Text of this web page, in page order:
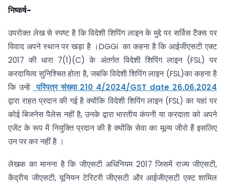
निष्कर्ष-
उपरोक्त लेख से स्पष्ट है कि विदेशी शिपिंग लाइन के मुद्दे पर सर्विस टैक्स पर
विवाद अपने स्थान पर खड़ा है ।DGGI का कहना है कि आईजीएसटी एक्ट
2017 की धारा 7(1)(C) के अंतर्गत विदेशी शिपिंग लाइन (FSL) पर
करदायित्व सुनिश्चित होता है, जबकि विदेशी शिपिंग लाइन (FSL)का कहना है
कि उन्हें परिपत्र संख्या 210 4/2024/GST date 26.06.2024
द्वारा राहत प्रदान की गई है क्योंकि विदेशी शिपिंग लाइन (FSL) का यहां पर
कोई बिजनेस पैलेस नहीं है, उनके द्वारा भारतीय कंपनी या करदाता को अपने
एजेंट के रूप में नियुक्ति प्रदान की है क्योंकि सेवा का मूल्य जीरो हैं इसलिए
उन पर कर नहीं है ।
लेखक का मानना है कि जीएसटी अधिनियम 2017 जिसमें राज्य जीएसटी,
केंद्रीय जीएसटी, यूनियन टेरिटरी जीएसटी और आईजीएसटी एक्ट शामिल